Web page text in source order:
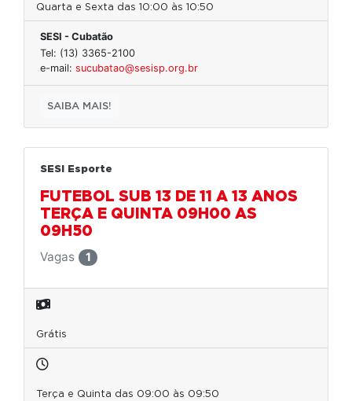
Quarta e Sexta das 10:00 às 10:50
SESI - Cubatão
Tel: (13) 3365-2100
e-mail: sucubatao@sesisp.org.br
SAIBA MAIS!
SESI Esporte
FUTEBOL SUB 13 DE 11 A 13 ANOS
TERÇA E QUINTA 09H00 AS
09H50
Vagas
1
Grátis
Terça e Quinta das 09:00 às 09:50